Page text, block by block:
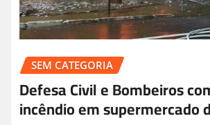
SEM CATEGORIA
Defesa Civil e Bombeiros
incêndio em supermercado